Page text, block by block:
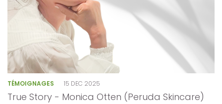
TÉMOIGNAGES 15 DEC 2025
True Story - Monica Otten (Peruda Skincare)